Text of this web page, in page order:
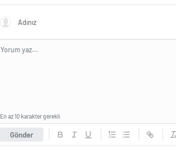
Gönder
En az 10 karakter gerekli